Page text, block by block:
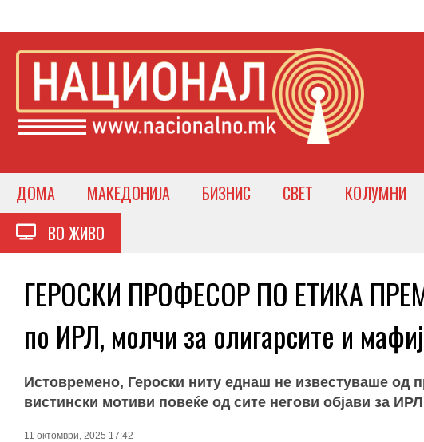
ДОМА МАКЕДОНИЈА БИЗНИС СВЕТ КОЛУМНИ
ВО ЖИВО
ГЕРОСКИ ПРОФЕСОР ПО ЕТИКА
по ИРЛ, молчи за олигарсите и
Истовремено, Героски ниту еднаш не известуваше од
вистински мотиви повеќе од сите негови објави за
11 октомври, 2025 17:42